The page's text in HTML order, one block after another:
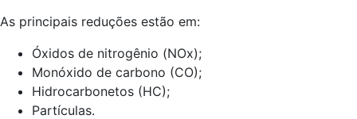
As principais reduções estão em:
Óxidos de nitrogênio (NOx);
Monóxido de carbono (CO);
Hidrocarbonetos (HC);
Partículas.